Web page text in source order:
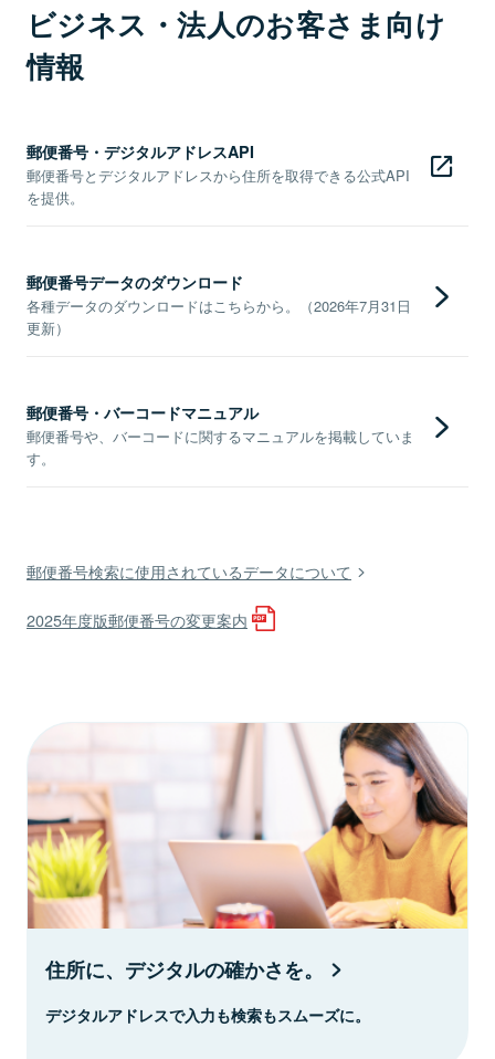
ビジネス・法人のお客さま向け
情報
郵便番号・デジタルアドレスAPI
郵便番号とデジタルアドレスから住所を取得できる公式API
を提供。
郵便番号データのダウンロード
各種データのダウンロードはこちらから。（2026年7月31日
更新）
郵便番号・バーコードマニュアル
郵便番号や、バーコードに関するマニュアルを掲載していま
す。
郵便番号検索に使用されているデータについて
2025年度版郵便番号の変更案内
住所に、デジタルの確かさを。
デジタルアドレスで入力も検索もスムーズに。